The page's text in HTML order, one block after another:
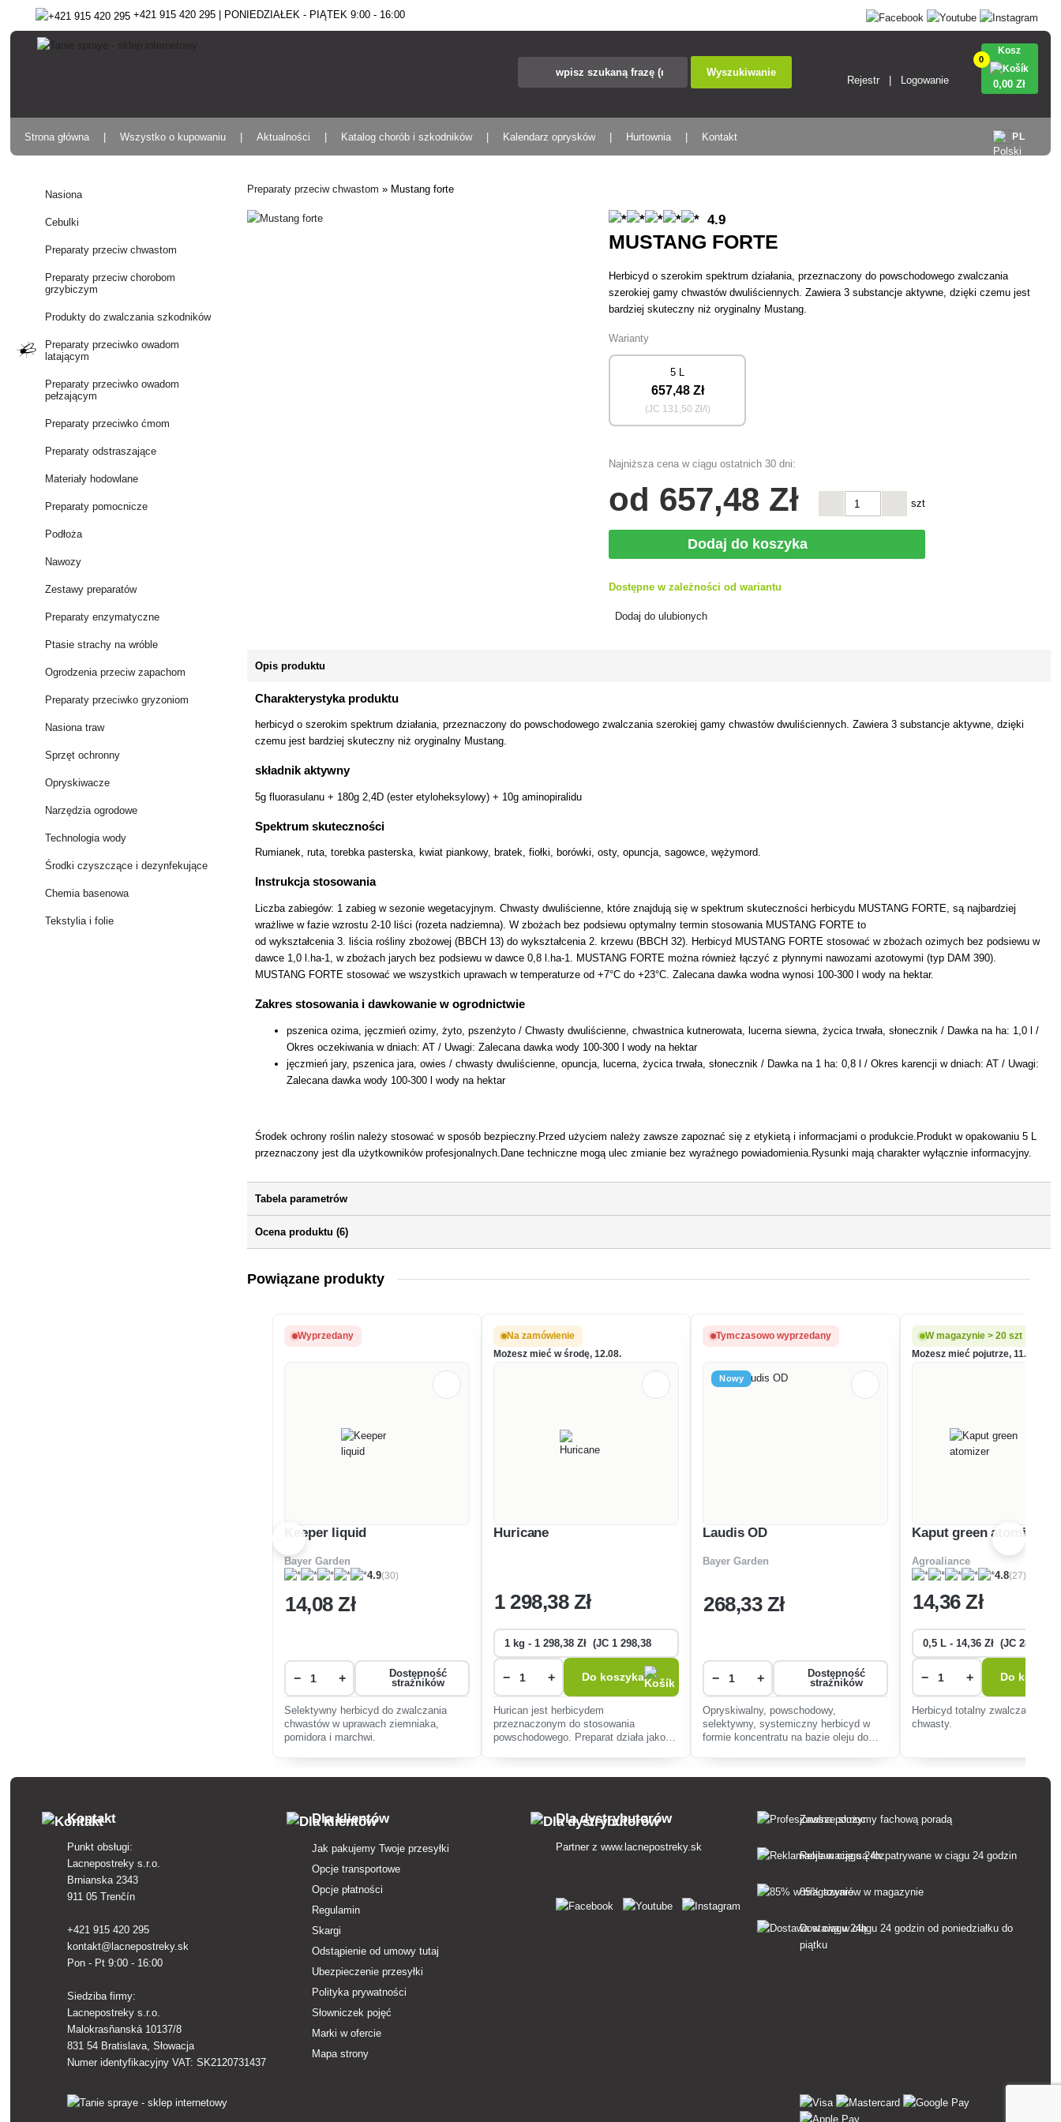
+421 915 420 295 | PONIEDZIAŁEK - PIĄTEK 9:00 - 16:00
Wyszukiwanie
Rejestr Logowanie
0
Kosz
0,00 Zł
PL
Strona główna Wszystko o kupowaniu Aktualności Katalog chorób i szkodników Kalendarz oprysków Hurtownia Kontakt
Nasiona
Cebulki
Preparaty przeciw chwastom
Preparaty przeciw chorobom
grzybiczym
Produkty do zwalczania szkodników
Preparaty przeciwko owadom
latającym
Preparaty przeciwko owadom
pełzającym
Preparaty przeciwko ćmom
Preparaty odstraszające
Materiały hodowlane
Preparaty pomocnicze
Podłoża
Nawozy
Zestawy preparatów
Preparaty enzymatyczne
Ptasie strachy na wróble
Ogrodzenia przeciw zapachom
Preparaty przeciwko gryzoniom
Nasiona traw
Sprzęt ochronny
Opryskiwacze
Narzędzia ogrodowe
Technologia wody
Środki czyszczące i dezynfekujące
Chemia basenowa
Tekstylia i folie
Preparaty przeciw chwastom » Mustang forte
4.9
MUSTANG FORTE
Herbicyd o szerokim spektrum działania, przeznaczony do powschodowego zwalczania
szerokiej gamy chwastów dwuliściennych. Zawiera 3 substancje aktywne, dzięki czemu jest
bardziej skuteczny niż oryginalny Mustang.
Warianty
5 L
657,48 Zł
(JC 131,50 Zł/l)
Najniższa cena w ciągu ostatnich 30 dni:
od 657,48 Zł szt
Dodaj do koszyka
Dostępne w zależności od wariantu
Dodaj do ulubionych
Opis produktu
Charakterystyka produktu
herbicyd o szerokim spektrum działania, przeznaczony do powschodowego zwalczania szerokiej gamy chwastów dwuliściennych. Zawiera 3 substancje aktywne, dzięki
czemu jest bardziej skuteczny niż oryginalny Mustang.
składnik aktywny
5g fluorasulanu + 180g 2,4D (ester etyloheksylowy) + 10g aminopiralidu
Spektrum skuteczności
Rumianek, ruta, torebka pasterska, kwiat piankowy, bratek, fiołki, borówki, osty, opuncja, sagowce, wężymord.
Instrukcja stosowania
Liczba zabiegów: 1 zabieg w sezonie wegetacyjnym. Chwasty dwuliścienne, które znajdują się w spektrum skuteczności herbicydu MUSTANG FORTE, są najbardziej
wrażliwe w fazie wzrostu 2-10 liści (rozeta nadziemna). W zbożach bez podsiewu optymalny termin stosowania MUSTANG FORTE to
od wykształcenia 3. liścia rośliny zbożowej (BBCH 13) do wykształcenia 2. krzewu (BBCH 32). Herbicyd MUSTANG FORTE stosować w zbożach ozimych bez podsiewu w
dawce 1,0 l.ha-1, w zbożach jarych bez podsiewu w dawce 0,8 l.ha-1. MUSTANG FORTE można również łączyć z płynnymi nawozami azotowymi (typ DAM 390).
MUSTANG FORTE stosować we wszystkich uprawach w temperaturze od +7°C do +23°C. Zalecana dawka wodna wynosi 100-300 l wody na hektar.
Zakres stosowania i dawkowanie w ogrodnictwie
pszenica ozima, jęczmień ozimy, żyto, pszenżyto / Chwasty dwuliścienne, chwastnica kutnerowata, lucerna siewna, życica trwała, słonecznik / Dawka na ha: 1,0 l /
Okres oczekiwania w dniach: AT / Uwagi: Zalecana dawka wody 100-300 l wody na hektar
jęczmień jary, pszenica jara, owies / chwasty dwuliścienne, opuncja, lucerna, życica trwała, słonecznik / Dawka na 1 ha: 0,8 l / Okres karencji w dniach: AT / Uwagi:
Zalecana dawka wody 100-300 l wody na hektar
Środek ochrony roślin należy stosować w sposób bezpieczny.Przed użyciem należy zawsze zapoznać się z etykietą i informacjami o produkcie.Produkt w opakowaniu 5 L
przeznaczony jest dla użytkowników profesjonalnych.Dane techniczne mogą ulec zmianie bez wyraźnego powiadomienia.Rysunki mają charakter wyłącznie informacyjny.
Tabela parametrów
Ocena produktu (6)
Powiązane produkty
Wyprzedany
Keeper liquid
Bayer Garden
4.9(30)
14,08 Zł
− +
Dostępność
strażników
Selektywny herbicyd do zwalczania
chwastów w uprawach ziemniaka,
pomidora i marchwi.
Na zamówienie
Możesz mieć w środę, 12.08.
Huricane
1 298,38 Zł
− + Do koszyka
Hurican jest herbicydem
przeznaczonym do stosowania
powschodowego. Preparat działa jako
Tymczasowo wyprzedany
Nowy
Laudis OD
Bayer Garden
268,33 Zł
− +
Dostępność
strażników
Opryskiwalny, powschodowy,
selektywny, systemiczny herbicyd w
formie koncentratu na bazie oleju do
W magazynie > 20 szt
Możesz mieć pojutrze, 11.08.
Kaput green atomizer
Agroaliance
4.8(27)
14,36 Zł
− + Do
Herbicyd totalny zwalczający
chwasty.
Kontakt
Punkt obsługi:
Lacnepostreky s.r.o.
Brnianska 2343
911 05 Trenčín
+421 915 420 295
kontakt@lacnepostreky.sk
Pon - Pt 9:00 - 16:00
Siedziba firmy:
Lacnepostreky s.r.o.
Malokrasňanská 10137/8
831 54 Bratislava, Słowacja
Numer identyfikacyjny VAT: SK2120731437
Dla klientów
Jak pakujemy Twoje przesyłki
Opcje transportowe
Opcje płatności
Regulamin
Skargi
Odstąpienie od umowy tutaj
Ubezpieczenie przesyłki
Polityka prywatności
Słowniczek pojęć
Marki w ofercie
Mapa strony
Dla dystrybutorów
Partner zwww.lacnepostreky.sk
Zawsze służymy fachową poradą
Reklamacje są rozpatrywane w ciągu 24 godzin
85% towarów w magazynie
Dostawa w ciągu 24 godzin od poniedziałku do
piątku